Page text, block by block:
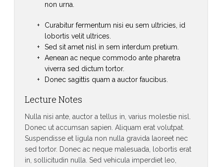
non urna.
Curabitur fermentum nisi eu sem ultricies, id
lobortis velit ultrices.
Sed sit amet nisl in sem interdum pretium.
Aenean ac neque commodo ante pharetra
viverra sed dictum tortor.
Donec sagittis quam a auctor faucibus.
Lecture Notes
Nulla nisi ante, auctor a tellus in, varius molestie nisl.
Donec ut accumsan sapien. Aliquam erat volutpat.
Suspendisse et ligula non nulla gravida laoreet nec
sed tortor. Donec ac neque malesuada, lobortis erat
in, sollicitudin nulla. Sed vehicula imperdiet leo,